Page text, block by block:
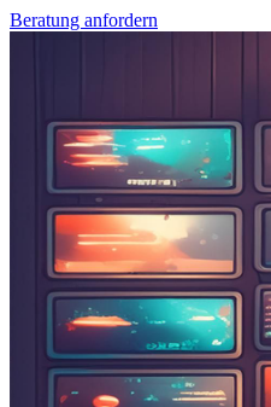
Beratung anfordern